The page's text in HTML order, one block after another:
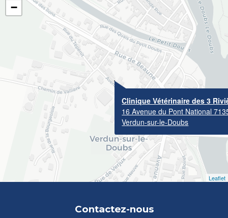
Clinique Vétérinaire des 3
16 Avenue du Pont National
Verdun-sur-le-Doubs
−
Leaflet
Contactez-nous